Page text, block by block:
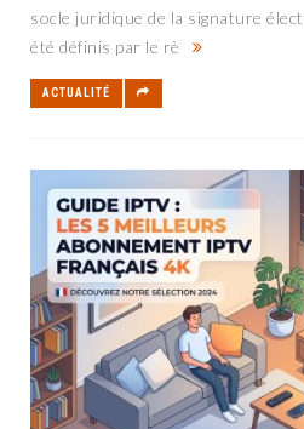
socle juridique de la signature
été définis par le rè
ACTUALITÉ